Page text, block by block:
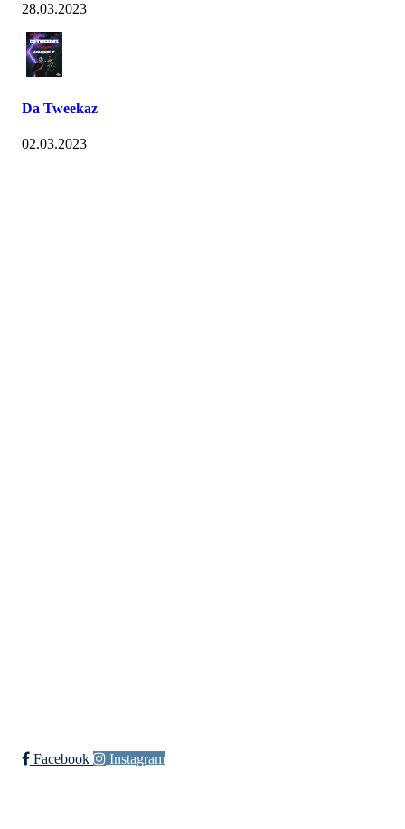
28.03.2023
Da Tweekaz
02.03.2023
Facebook Instagram